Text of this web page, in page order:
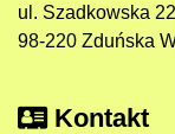
ul. Szadkowska
98-220 Zduńska
Kontakt